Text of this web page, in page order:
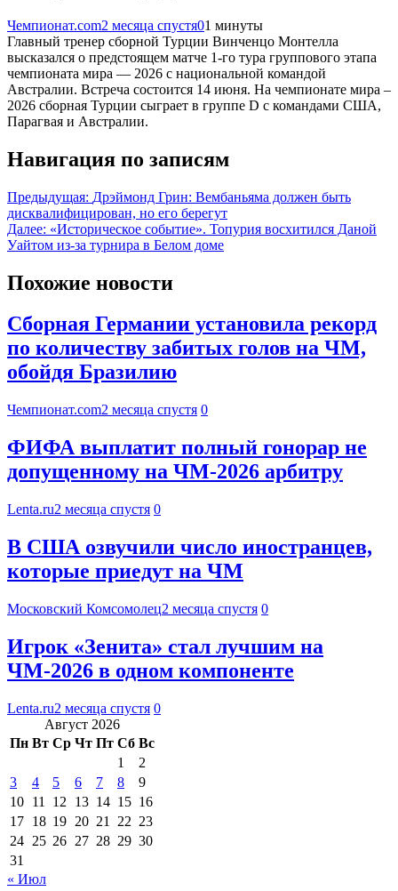
Чемпионат.com2 месяца спустя01 минуты
Главный тренер сборной Турции Винченцо Монтелла
высказался о предстоящем матче 1-го тура группового этапа
чемпионата мира — 2026 с национальной командой
Австралии. Встреча состоится 14 июня. На чемпионате мира –
2026 сборная Турции сыграет в группе D с командами США,
Парагвая и Австралии.
Навигация по записям
Предыдущая: Дрэймонд Грин: Вембаньяма должен быть
дисквалифицирован, но его берегут
Далее: «Историческое событие». Топурия восхитился Даной
Уайтом из-за турнира в Белом доме
Похожие новости
Сборная Германии установила рекорд
по количеству забитых голов на ЧМ,
обойдя Бразилию
Чемпионат.com2 месяца спустя 0
ФИФА выплатит полный гонорар не
допущенному на ЧМ-2026 арбитру
Lenta.ru2 месяца спустя 0
В США озвучили число иностранцев,
которые приедут на ЧМ
Московский Комсомолец2 месяца спустя 0
Игрок «Зенита» стал лучшим на
ЧМ-2026 в одном компоненте
Lenta.ru2 месяца спустя 0
Август 2026
Пн Вт Ср Чт Пт Сб Вс
1
2
3
4 5 6 7 8
9
10 11 12 13 14 15 16
17 18 19 20 21 22 23
24 25 26 27 28 29 30
31
« Июл